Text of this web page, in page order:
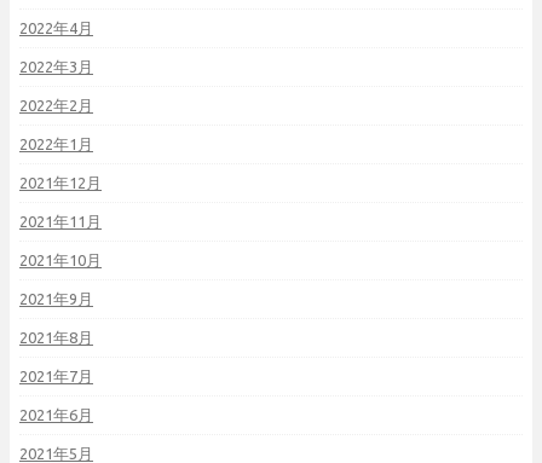
2022年4月
2022年3月
2022年2月
2022年1月
2021年12月
2021年11月
2021年10月
2021年9月
2021年8月
2021年7月
2021年6月
2021年5月